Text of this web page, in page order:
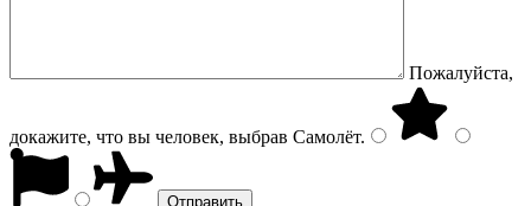
Пожалуйста,
докажите, что вы человек, выбрав Самолёт.